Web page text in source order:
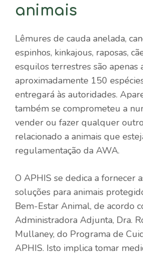
animais
Lêmures de cauda anelada,
espinhos, kinkajous, raposas,
esquilos terrestres são apenas
aproximadamente 150
entregará às autoridades.
também se comprometeu a
vender ou fazer qualquer
relacionado a animais que
regulamentação da AWA.
O APHIS se dedica a fornecer
soluções para animais
Bem-Estar Animal, de acordo
Administradora Adjunta, Dra.
Mullaney, do Programa de
APHIS. Isto implica tomar